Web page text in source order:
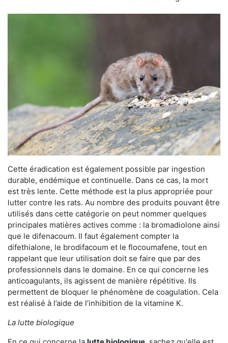
Cette éradication est également possible par ingestion
durable, endémique et continuelle. Dans ce cas, la mort
est très lente. Cette méthode est la plus appropriée pour
lutter contre les rats. Au nombre des produits pouvant être
utilisés dans cette catégorie on peut nommer quelques
principales matières actives comme : la bromadiolone ainsi
que le difenacoum. Il faut également compter la
difethialone, le brodifacoum et le flocoumafene, tout en
rappelant que leur utilisation doit se faire que par des
professionnels dans le domaine. En ce qui concerne les
anticoagulants, ils agissent de manière répétitive. Ils
permettent de bloquer le phénomène de coagulation. Cela
est réalisé à l’aide de l’inhibition de la vitamine K.
La lutte biologique